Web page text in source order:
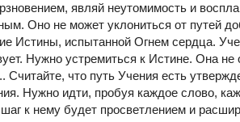
являй неутомимость и
Оно не может уклониться от путей
Истины, испытанной Огнем сердца.
Нужно устремиться к Истине. Она
Считайте, что путь Учения есть
Нужно идти, пробуя каждое слово,
к нему будет просветлением и